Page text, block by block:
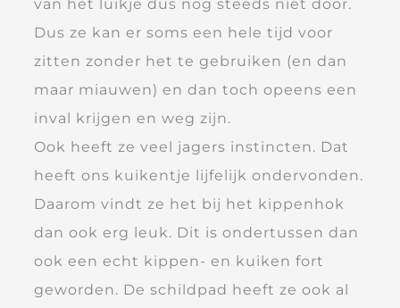
van het luikje dus nog steeds niet door.
Dus ze kan er soms een hele tijd voor
zitten zonder het te gebruiken (en dan
maar miauwen) en dan toch opeens een
inval krijgen en weg zijn.
Ook heeft ze veel jagers instincten. Dat
heeft ons kuikentje lijfelijk ondervonden.
Daarom vindt ze het bij het kippenhok
dan ook erg leuk. Dit is ondertussen dan
ook een echt kippen- en kuiken fort
geworden. De schildpad heeft ze ook al